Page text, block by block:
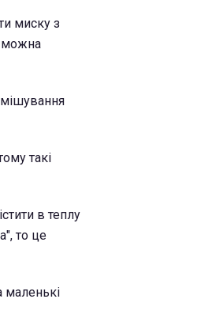
миску з
можна
такі
в теплу
то це
маленькі